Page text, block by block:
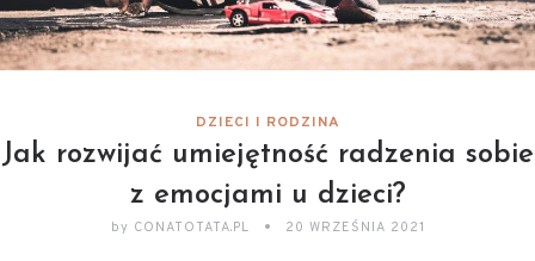
DZIECI I RODZINA
Jak rozwijać umiejętność radzenia sobie
z emocjami u dzieci?
by CONATOTATA.PL 20 WRZEŚNIA 2021